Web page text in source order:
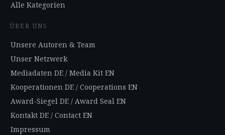
Alle Kategorien
ÜBER UNS
Unsere Autoren & Team
Unser Netzwerk
Mediadaten DE / Media Kit EN
Kooperationen DE / Cooperations EN
Award-Siegel DE / Award Seal EN
Kontakt DE / Contact EN
Impressum